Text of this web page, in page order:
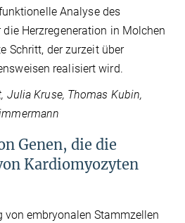
Analyse des
Herzregeneration in Molchen
Schritt, der zurzeit über
realisiert wird.
Julia Kruse, Thomas Kubin,
Genen, die die
Kardiomyozyten